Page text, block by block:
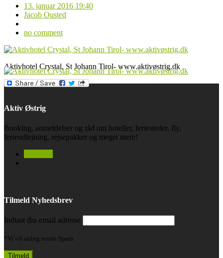
13. januar 2016 19:40
Jacob Ousted
no comment
Aktivhotel Crystal, St Johann Tirol- www.aktivøstrig.dk
Aktiv Østrig
Booking, anmeldelser og råd om hoteller, feriesteder, fly,
ferieudlejning, rejsepakker og meget mere!
Tilmeld Nyhedsbrev
Indtast din email adresse
*Vi vil aldrig sende Spam